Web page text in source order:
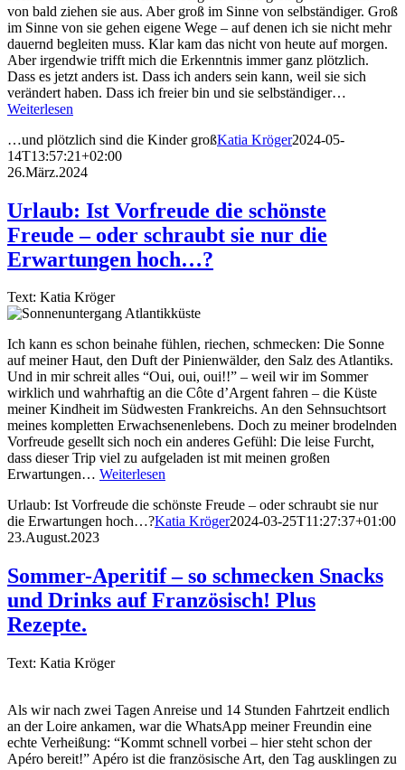
von bald ziehen sie aus. Aber groß im Sinne von selbständiger. Groß
im Sinne von sie gehen eigene Wege – auf denen ich sie nicht mehr
dauernd begleiten muss. Klar kam das nicht von heute auf morgen.
Aber irgendwie trifft mich die Erkenntnis immer ganz plötzlich.
Dass es jetzt anders ist. Dass ich anders sein kann, weil sie sich
verändert haben. Dass ich freier bin und sie selbständiger…
Weiterlesen
…und plötzlich sind die Kinder großKatia Kröger2024-05-
14T13:57:21+02:00
26.März.2024
Urlaub: Ist Vorfreude die schönste
Freude – oder schraubt sie nur die
Erwartungen hoch…?
Text: Katia Kröger
Ich kann es schon beinahe fühlen, riechen, schmecken: Die Sonne
auf meiner Haut, den Duft der Pinienwälder, den Salz des Atlantiks.
Und in mir schreit alles “Oui, oui, oui!!” – weil wir im Sommer
wirklich und wahrhaftig an die Côte d’Argent fahren – die Küste
meiner Kindheit im Südwesten Frankreichs. An den Sehnsuchtsort
meines kompletten Erwachsenenlebens. Doch zu meiner brodelnden
Vorfreude gesellt sich noch ein anderes Gefühl: Die leise Furcht,
dass dieser Trip viel zu aufgeladen ist mit meinen großen
Erwartungen… Weiterlesen
Urlaub: Ist Vorfreude die schönste Freude – oder schraubt sie nur
die Erwartungen hoch…?Katia Kröger2024-03-25T11:27:37+01:00
23.August.2023
Sommer-Aperitif – so schmecken Snacks
und Drinks auf Französisch! Plus
Rezepte.
Text: Katia Kröger
Als wir nach zwei Tagen Anreise und 14 Stunden Fahrtzeit endlich
an der Loire ankamen, war die WhatsApp meiner Freundin eine
echte Verheißung: “Kommt schnell vorbei – hier steht schon der
Apéro bereit!” Apéro ist die französische Art, den Tag ausklingen zu